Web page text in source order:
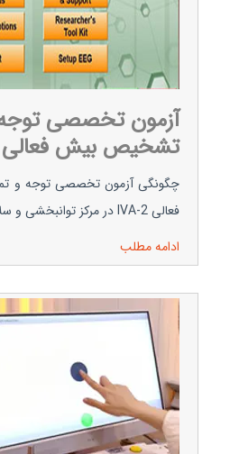
آزمون تخصصی
تشخیص بیش فعالی IVA-2
چگونگی آزمون تخصصی توجه و
فعالی IVA-2 در مرکز توانبخشی و سلامت ذهن وصال
ادامه مطلب